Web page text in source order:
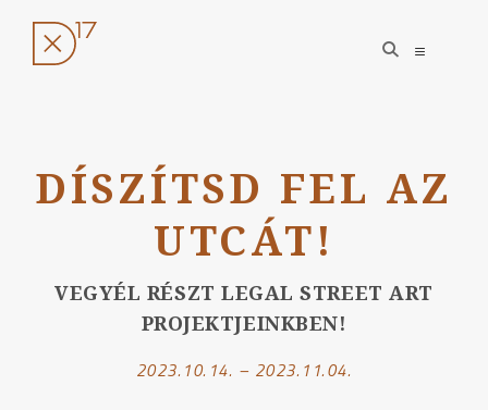
tartalomhoz
open
search
open
DÍSZÍTSD FEL AZ
UTCÁT!
VEGYÉL RÉSZT LEGAL STREET ART
PROJEKTJEINKBEN!
2023.10.14. – 2023.11.04.